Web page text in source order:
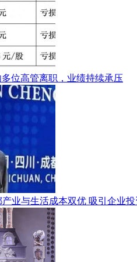
位高管离职，业绩持续承压
业与生活成本双优 吸引企业